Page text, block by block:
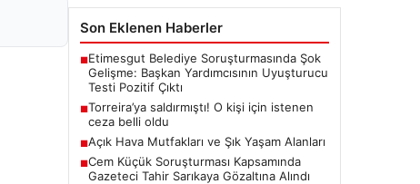
Son Eklenen Haberler
■Etimesgut Belediye Soruşturmasında Şok
Gelişme: Başkan Yardımcısının Uyuşturucu
Testi Pozitif Çıktı
■Torreira’ya saldırmıştı! O kişi için istenen
ceza belli oldu
■Açık Hava Mutfakları ve Şık Yaşam Alanları
■Cem Küçük Soruşturması Kapsamında
Gazeteci Tahir Sarıkaya Gözaltına Alındı